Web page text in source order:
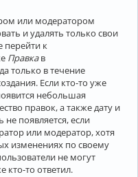
или модератором
и удалять только свои
перейти к
Правкав
только в течение
Если кто-то уже
небольшая
правок, а также дату и
не появляется, если
или модератор, хотя
изменениях по своему
не могут
кто-то ответил.